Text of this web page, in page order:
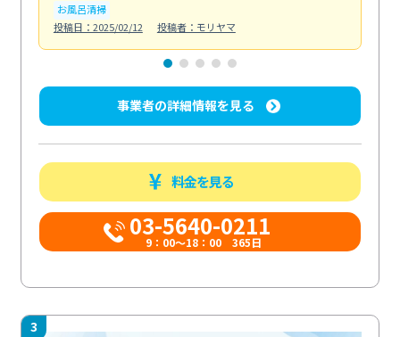
お風呂清掃
投稿日：2025/02/12
投稿者：モリヤマ
事業者の詳細情報を見る
料金を見る
03-5640-0211
9：00～18：00 365日
3